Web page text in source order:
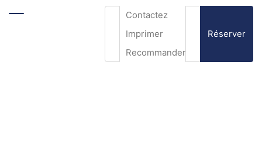
Contactez
Imprimer
Recommander
Réserver